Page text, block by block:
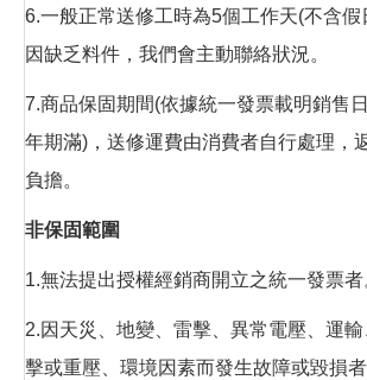
6.一般正常送修工時為5個工作天(不含假
因缺乏料件，我們會主動聯絡狀況。
7.商品保固期間(依據統一發票載明銷售
年期滿)，送修運費由消費者自行處理，
負擔。
非保固範圍
1.無法提出授權經銷商開立之統一發票者
2.因天災、地變、雷擊、異常電壓、運
擊或重壓、環境因素而發生故障或毀損者